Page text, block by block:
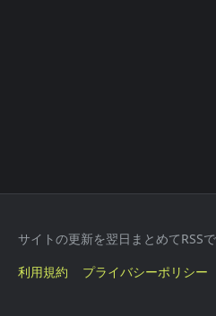
サイトの更新を翌日まとめてRSS
利用規約
プライバシーポリシー